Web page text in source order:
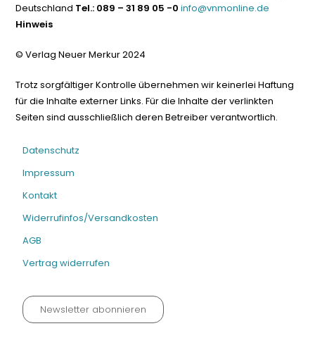
Deutschland Tel.: 089 – 31 89 05 -0 info@vnmonline.de
Hinweis
© Verlag Neuer Merkur 2024
Trotz sorgfältiger Kontrolle übernehmen wir keinerlei Haftung
für die Inhalte externer Links. Für die Inhalte der verlinkten
Seiten sind ausschließlich deren Betreiber verantwortlich.
Datenschutz
Impressum
Kontakt
Widerrufinfos/Versandkosten
AGB
Vertrag widerrufen
Newsletter abonnieren